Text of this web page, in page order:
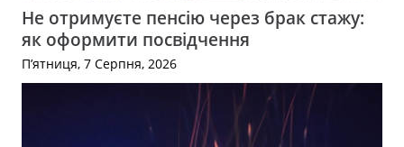
Не отримуєте пенсію через брак стажу:
як оформити посвідчення
П’ятниця, 7 Серпня, 2026